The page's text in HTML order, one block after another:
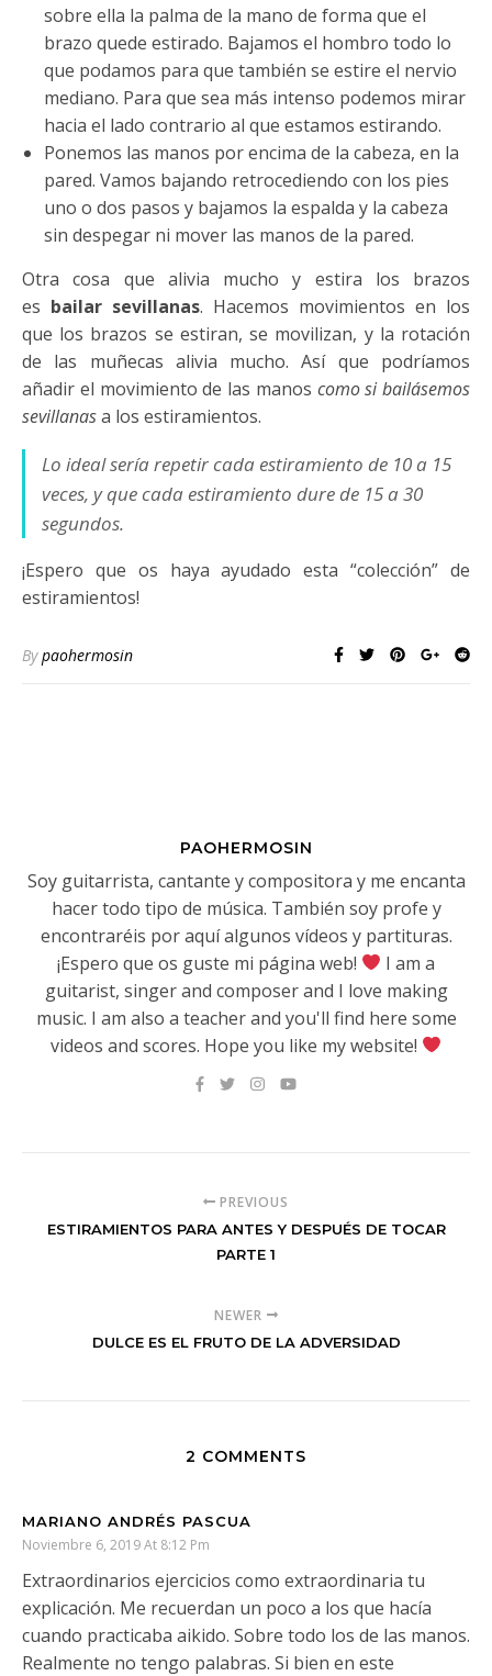
sobre ella la palma de la mano de forma que el
brazo quede estirado. Bajamos el hombro todo lo
que podamos para que también se estire el nervio
mediano. Para que sea más intenso podemos mirar
hacia el lado contrario al que estamos estirando.
Ponemos las manos por encima de la cabeza, en la
pared. Vamos bajando retrocediendo con los pies
uno o dos pasos y bajamos la espalda y la cabeza
sin despegar ni mover las manos de la pared.
Otra cosa que alivia mucho y estira los brazos
es bailar sevillanas. Hacemos movimientos en los
que los brazos se estiran, se movilizan, y la rotación
de las muñecas alivia mucho. Así que podríamos
añadir el movimiento de las manos como si bailásemos
sevillanasa los estiramientos.
Lo ideal sería repetir cada estiramiento de 10 a 15
veces, y que cada estiramiento dure de 15 a 30
segundos.
¡Espero que os haya ayudado esta “colección” de
estiramientos!
Bypaohermosin
PAOHERMOSIN
Soy guitarrista, cantante y compositora y me encanta
hacer todo tipo de música. También soy profe y
encontraréis por aquí algunos vídeos y partituras.
¡Espero que os guste mi página web!
I am a
guitarist, singer and composer and I love making
music. I am also a teacher and you'll find here some
videos and scores. Hope you like my website!
PREVIOUS
ESTIRAMIENTOS PARA ANTES Y DESPUÉS DE TOCAR
PARTE 1
NEWER
DULCE ES EL FRUTO DE LA ADVERSIDAD
2 COMMENTS
MARIANO ANDRÉS PASCUA
Noviembre 6, 2019 At 8:12 Pm
Extraordinarios ejercicios como extraordinaria tu
explicación. Me recuerdan un poco a los que hacía
cuando practicaba aikido. Sobre todo los de las manos.
Realmente no tengo palabras. Si bien en este